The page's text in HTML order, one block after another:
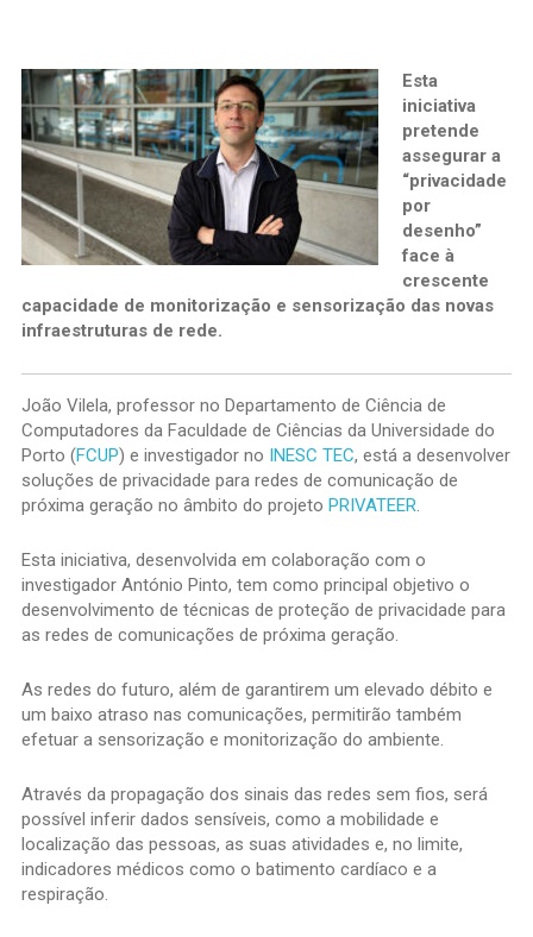
Esta
iniciativa
pretende
assegurar a
“privacidade
por
desenho”
face à
crescente
capacidade de monitorização e sensorização das novas
infraestruturas de rede.
João Vilela, professor no Departamento de Ciência de
Computadores da Faculdade de Ciências da Universidade do
Porto (FCUP) e investigador no INESC TEC, está a desenvolver
soluções de privacidade para redes de comunicação de
próxima geração no âmbito do projeto PRIVATEER.
Esta iniciativa, desenvolvida em colaboração com o
investigador António Pinto, tem como principal objetivo o
desenvolvimento de técnicas de proteção de privacidade para
as redes de comunicações de próxima geração.
As redes do futuro, além de garantirem um elevado débito e
um baixo atraso nas comunicações, permitirão também
efetuar a sensorização e monitorização do ambiente.
Através da propagação dos sinais das redes sem fios, será
possível inferir dados sensíveis, como a mobilidade e
localização das pessoas, as suas atividades e, no limite,
indicadores médicos como o batimento cardíaco e a
respiração.